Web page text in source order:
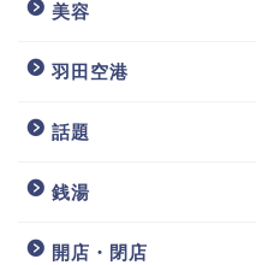
美容
羽田空港
話題
銭湯
開店・閉店